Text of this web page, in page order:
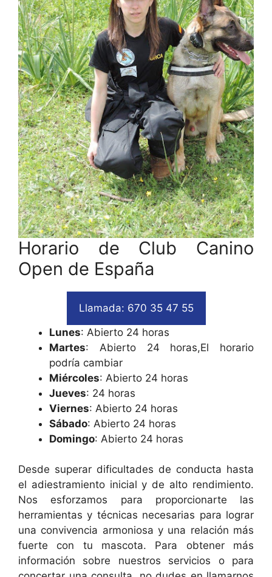
Horario de Club Canino
Open de España
Llamada: 670 35 47 55
Lunes: Abierto 24 horas
Martes: Abierto 24 horas,El horario
podría cambiar
Miércoles: Abierto 24 horas
Jueves: 24 horas
Viernes: Abierto 24 horas
Sábado: Abierto 24 horas
Domingo: Abierto 24 horas
Desde superar dificultades de conducta hasta
el adiestramiento inicial y de alto rendimiento.
Nos esforzamos para proporcionarte las
herramientas y técnicas necesarias para lograr
una convivencia armoniosa y una relación más
fuerte con tu mascota. Para obtener más
información sobre nuestros servicios o para